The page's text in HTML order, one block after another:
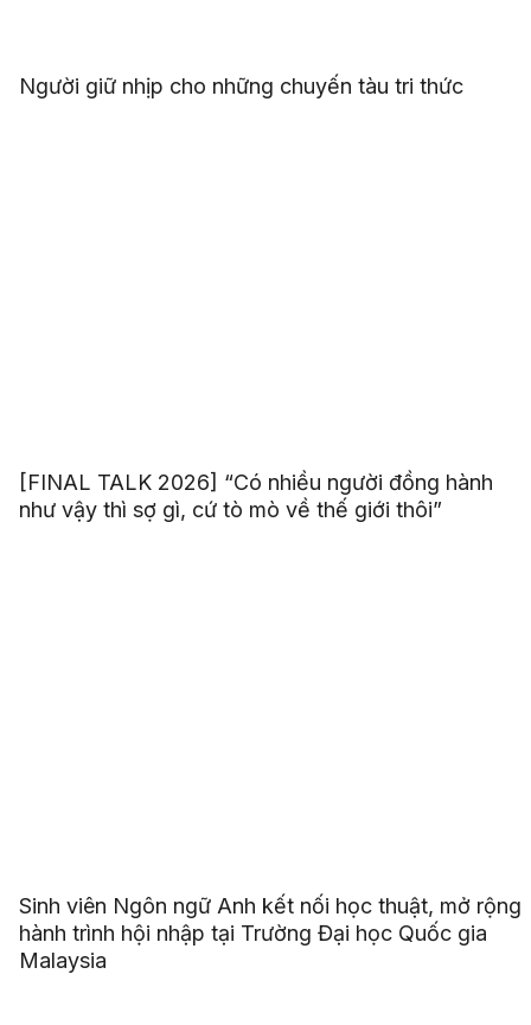
Người giữ nhịp cho những chuyến tàu tri thức
[FINAL TALK 2026] “Có nhiều người đồng hành
như vậy thì sợ gì, cứ tò mò về thế giới thôi”
Sinh viên Ngôn ngữ Anh kết nối học thuật, mở rộng
hành trình hội nhập tại Trường Đại học Quốc gia
Malaysia